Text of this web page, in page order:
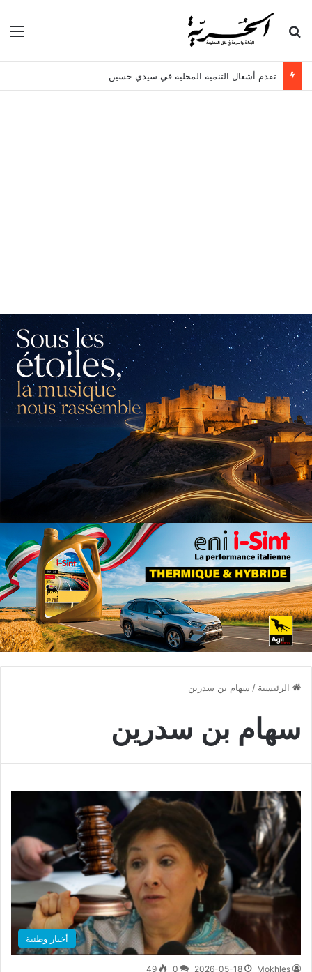
بحث عن
تقدم أشغال التنمية المحلية في سيدي حسين
الرئيسية / سهام بن سدرين
سهام بن سدرين
أخبار وطنية
Mokhles
2026-05-18
0
49